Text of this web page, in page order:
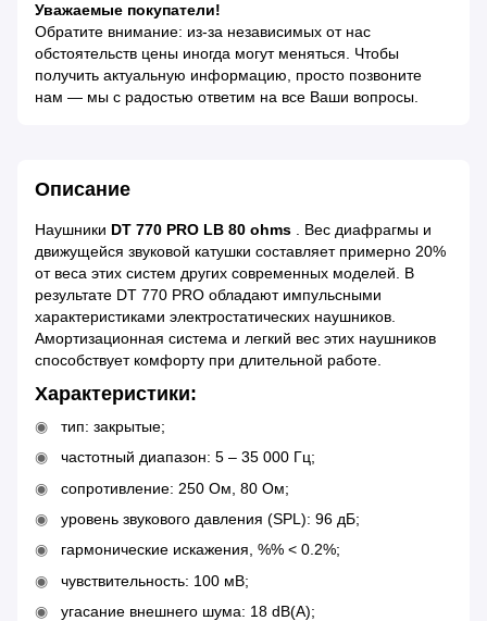
Уважаемые покупатели!
Обратите внимание: из-за независимых от нас
обстоятельств цены иногда могут меняться. Чтобы
получить актуальную информацию, просто позвоните
нам — мы с радостью ответим на все Ваши вопросы.
Описание
Наушники DT 770 PRO LB 80 ohms . Вес диафрагмы и
движущейся звуковой катушки составляет примерно 20%
от веса этих систем других современных моделей. В
результате DT 770 PRO обладают импульсными
характеристиками электростатических наушников.
Амортизационная система и легкий вес этих наушников
способствует комфорту при длительной работе.
Характеристики:
тип: закрытые;
частотный диапазон: 5 – 35 000 Гц;
сопротивление: 250 Ом, 80 Ом;
уровень звукового давления (SPL): 96 дБ;
гармонические искажения, %% < 0.2%;
чувствительность: 100 мВ;
угасание внешнего шума: 18 dB(A);